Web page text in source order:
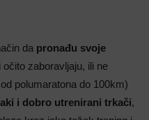
da pronađu svoje
zaboravljaju, ili ne
polumaratona do 100km)
i dobro utrenirani trkači,